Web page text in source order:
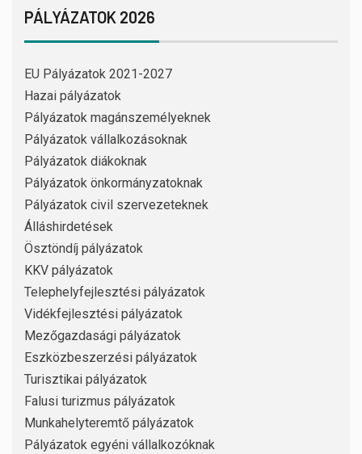
PÁLYÁZATOK 2026
EU Pályázatok 2021-2027
Hazai pályázatok
Pályázatok magánszemélyeknek
Pályázatok vállalkozásoknak
Pályázatok diákoknak
Pályázatok önkormányzatoknak
Pályázatok civil szervezeteknek
Álláshirdetések
Ösztöndíj pályázatok
KKV pályázatok
Telephelyfejlesztési pályázatok
Vidékfejlesztési pályázatok
Mezőgazdasági pályázatok
Eszközbeszerzési pályázatok
Turisztikai pályázatok
Falusi turizmus pályázatok
Munkahelyteremtő pályázatok
Pályázatok egyéni vállalkozóknak